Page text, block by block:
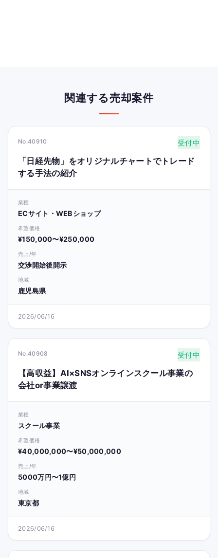
関連する売却案件
No.40910 受付中
「日経先物」をオリジナルチャートでトレード
する手法の紹介
業種
ECサイト・WEBショップ
希望価格
¥150,000〜¥250,000
売上/年
交渉開始後開示
地域
鹿児島県
2026/06/16
No.40908 受付中
【高収益】AI×SNSオンラインスクール事業の
会社or事業譲渡
業種
スクール事業
希望価格
¥40,000,000〜¥50,000,000
売上/年
5000万円〜1億円
地域
東京都
2026/06/16